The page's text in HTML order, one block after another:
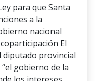
para que Santa
a la
nacional
El
provincial
gobierno de la